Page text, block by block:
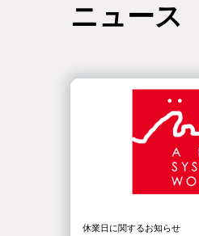
ニュース
休業日に関するお知らせ